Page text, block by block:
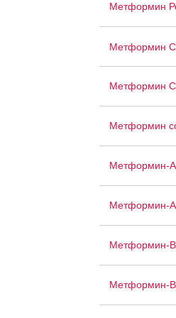
Метформин
Метформин
Метформин
Метформин
Метформин-
Метформин-
Метформин-
Метформин-